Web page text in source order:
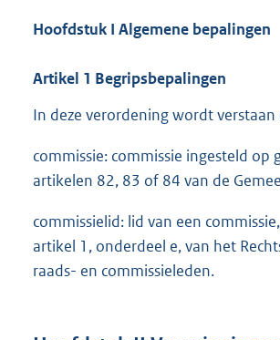
Hoofdstuk I Algemene bepalingen
Artikel 1 Begripsbepalingen
In deze verordening wordt
commissie: commissie ingesteld op
artikelen 82, 83 of 84 van de
commissielid: lid van een
artikel 1, onderdeel e, van het
raads- en commissieleden.